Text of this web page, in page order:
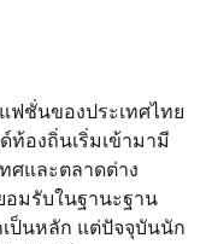
ฟชั่นของประเทศไทย
ท้องถิ่นเริ่มเข้ามามี
ศและตลาดต่าง
อมรับในฐานะฐาน
ป็นหลัก แต่ปัจจุบันนัก